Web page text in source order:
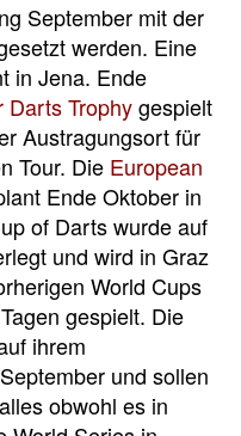
September mit der
werden. Eine
in Jena. Ende
Darts Trophygespielt
Austragungsort für
Tour. Die European
Ende Oktober in
of Darts wurde auf
und wird in Graz
World Cups
gespielt. Die
ihrem
und sollen
obwohl es in